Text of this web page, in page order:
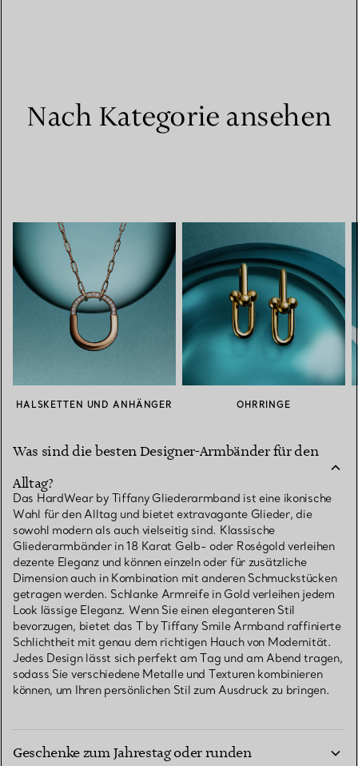
Nach Kategorie ansehen
HALSKETTEN UND ANHÄNGER OHRRINGE
Was sind die besten Designer-Armbänder für den
Alltag?
Das HardWear by Tiffany Gliederarmband ist eine ikonische
Wahl für den Alltag und bietet extravagante Glieder, die
sowohl modern als auch vielseitig sind. Klassische
Gliederarmbänder in 18 Karat Gelb- oder Roségold verleihen
dezente Eleganz und können einzeln oder für zusätzliche
Dimension auch in Kombination mit anderen Schmuckstücken
getragen werden. Schlanke Armreife in Gold verleihen jedem
Look lässige Eleganz. Wenn Sie einen eleganteren Stil
bevorzugen, bietet das T by Tiffany Smile Armband raffinierte
Schlichtheit mit genau dem richtigen Hauch von Modernität.
Jedes Design lässt sich perfekt am Tag und am Abend tragen,
sodass Sie verschiedene Metalle und Texturen kombinieren
können, um Ihren persönlichen Stil zum Ausdruck zu bringen.
Geschenke zum Jahrestag oder runden